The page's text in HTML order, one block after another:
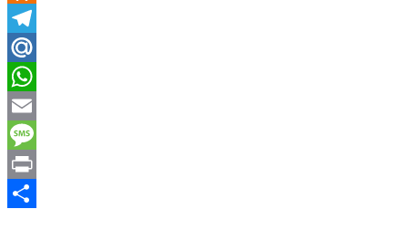
Odnoklassniki
Telegram
Mail.Ru
WhatsApp
Email
Message
Print